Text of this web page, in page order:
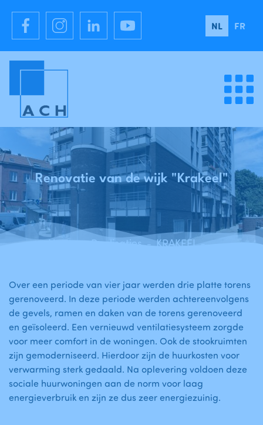
NL FR
Home - Realisaties - KRAKEEL - Renovatie van de wijk "Krakeel" - Brussel
Renovatie van de wijk "Krakeel"
Over een periode van vier jaar werden drie platte torens
gerenoveerd. In deze periode werden achtereenvolgens
de gevels, ramen en daken van de torens gerenoveerd
en geïsoleerd. Een vernieuwd ventilatiesysteem zorgde
voor meer comfort in de woningen. Ook de stookruimten
zijn gemoderniseerd. Hierdoor zijn de huurkosten voor
verwarming sterk gedaald. Na oplevering voldoen deze
sociale huurwoningen aan de norm voor laag
energieverbruik en zijn ze dus zeer energiezuinig.